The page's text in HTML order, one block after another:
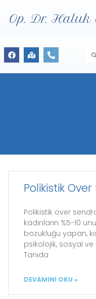
Op. Dr. Haluk
Polikistik
Polikistik over
kadınların %5-10
bozukluğu yapan,
psikolojik, sosyal ve
Tanıda
DEVAMINI OKU »